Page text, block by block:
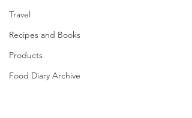
Travel
Recipes and Books
Products
Food Diary Archive